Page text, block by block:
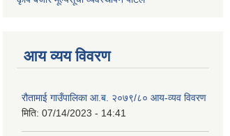
आय व्यय विवरण
रौतामाई गाउँपालिका आ.ब. २०७९/८० आय-व्यव विवरण
मिति: 07/14/2023 - 14:41